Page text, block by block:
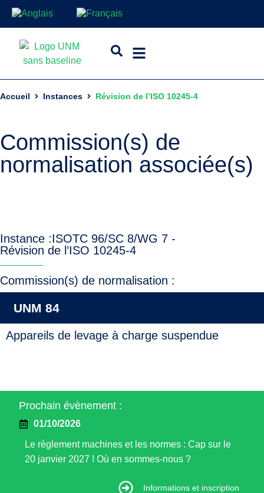
Accueil Instances Révision de l’ISO 10245-4
Commission(s) de
normalisation associée(s)
Instance :ISOTC 96/SC 8/WG 7 -
Révision de l’ISO 10245-4
Commission(s) de normalisation :
UNM 84
Appareils de levage à charge suspendue
Prochain évènement :
01/10/2026
Le règlement machines et les normes : Cap sur le
20 janvier 2027 ! Où en sommes-nous ?
Informations et inscription